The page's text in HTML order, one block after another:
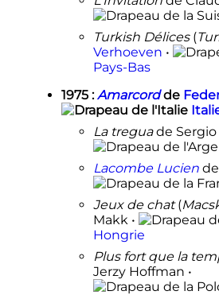
Turkish Délices(
Verhoeven •
Pays-Bas
1975 :Amarcordde
La treguade Sergio
Lacombe Luciende
Jeux de chat(
Makk •
Hongrie
Plus fort que la
Jerzy Hoffman •